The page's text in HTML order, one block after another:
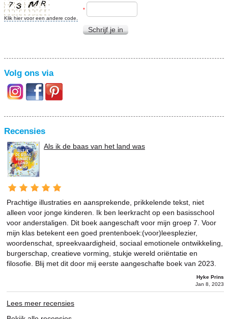
Klik hier voor een andere code.
*
Schrijf je in
Volg ons via
Recensies
Als ik de baas van het land was
Prachtige illustraties en aansprekende, prikkelende tekst, niet
alleen voor jonge kinderen. Ik ben leerkracht op een basisschool
voor anderstaligen. Dit boek aangeschaft voor mijn groep 7. Voor
mijn klas betekent een goed prentenboek:(voor)leesplezier,
woordenschat, spreekvaardigheid, sociaal emotionele ontwikkeling,
burgerschap, creatieve vorming, stukje wereld oriëntatie en
filosofie. Blij met dit door mij eerste aangeschafte boek van 2023.
Hyke Prins
Jan 8, 2023
Lees meer recensies